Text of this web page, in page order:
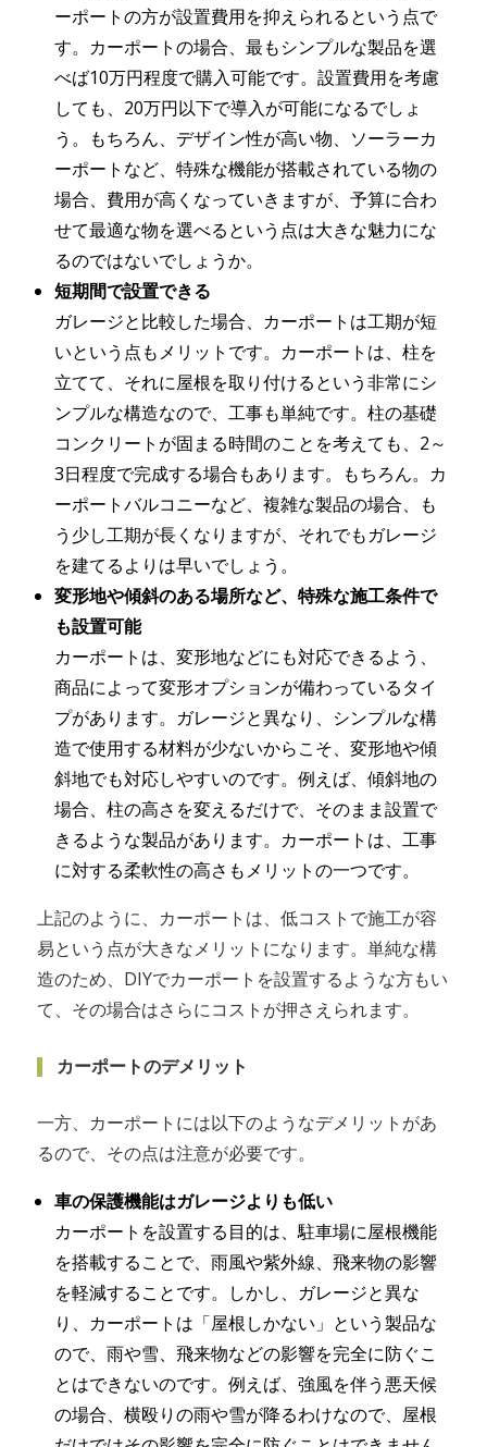
ーポートの方が設置費用を抑えられるという点で
す。カーポートの場合、最もシンプルな製品を選
べば10万円程度で購入可能です。設置費用を考慮
しても、20万円以下で導入が可能になるでしょ
う。もちろん、デザイン性が高い物、ソーラーカ
ーポートなど、特殊な機能が搭載されている物の
場合、費用が高くなっていきますが、予算に合わ
せて最適な物を選べるという点は大きな魅力にな
るのではないでしょうか。
短期間で設置できる
ガレージと比較した場合、カーポートは工期が短
いという点もメリットです。カーポートは、柱を
立てて、それに屋根を取り付けるという非常にシ
ンプルな構造なので、工事も単純です。柱の基礎
コンクリートが固まる時間のことを考えても、2～
3日程度で完成する場合もあります。もちろん。カ
ーポートバルコニーなど、複雑な製品の場合、も
う少し工期が長くなりますが、それでもガレージ
を建てるよりは早いでしょう。
変形地や傾斜のある場所など、特殊な施工条件で
も設置可能
カーポートは、変形地などにも対応できるよう、
商品によって変形オプションが備わっているタイ
プがあります。ガレージと異なり、シンプルな構
造で使用する材料が少ないからこそ、変形地や傾
斜地でも対応しやすいのです。例えば、傾斜地の
場合、柱の高さを変えるだけで、そのまま設置で
きるような製品があります。カーポートは、工事
に対する柔軟性の高さもメリットの一つです。
上記のように、カーポートは、低コストで施工が容
易という点が大きなメリットになります。単純な構
造のため、DIYでカーポートを設置するような方もい
て、その場合はさらにコストが押さえられます。
カーポートのデメリット
一方、カーポートには以下のようなデメリットがあ
るので、その点は注意が必要です。
車の保護機能はガレージよりも低い
カーポートを設置する目的は、駐車場に屋根機能
を搭載することで、雨風や紫外線、飛来物の影響
を軽減することです。しかし、ガレージと異な
り、カーポートは「屋根しかない」という製品な
ので、雨や雪、飛来物などの影響を完全に防ぐこ
とはできないのです。例えば、強風を伴う悪天候
の場合、横殴りの雨や雪が降るわけなので、屋根